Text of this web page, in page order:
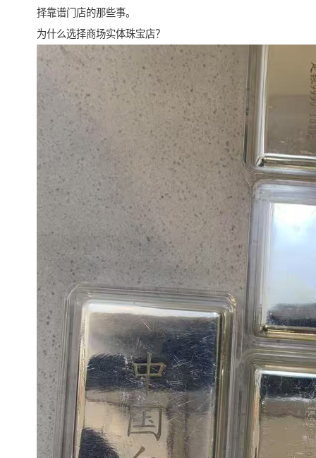
择靠谱门店的那些事。
为什么选择商场实体珠宝店？